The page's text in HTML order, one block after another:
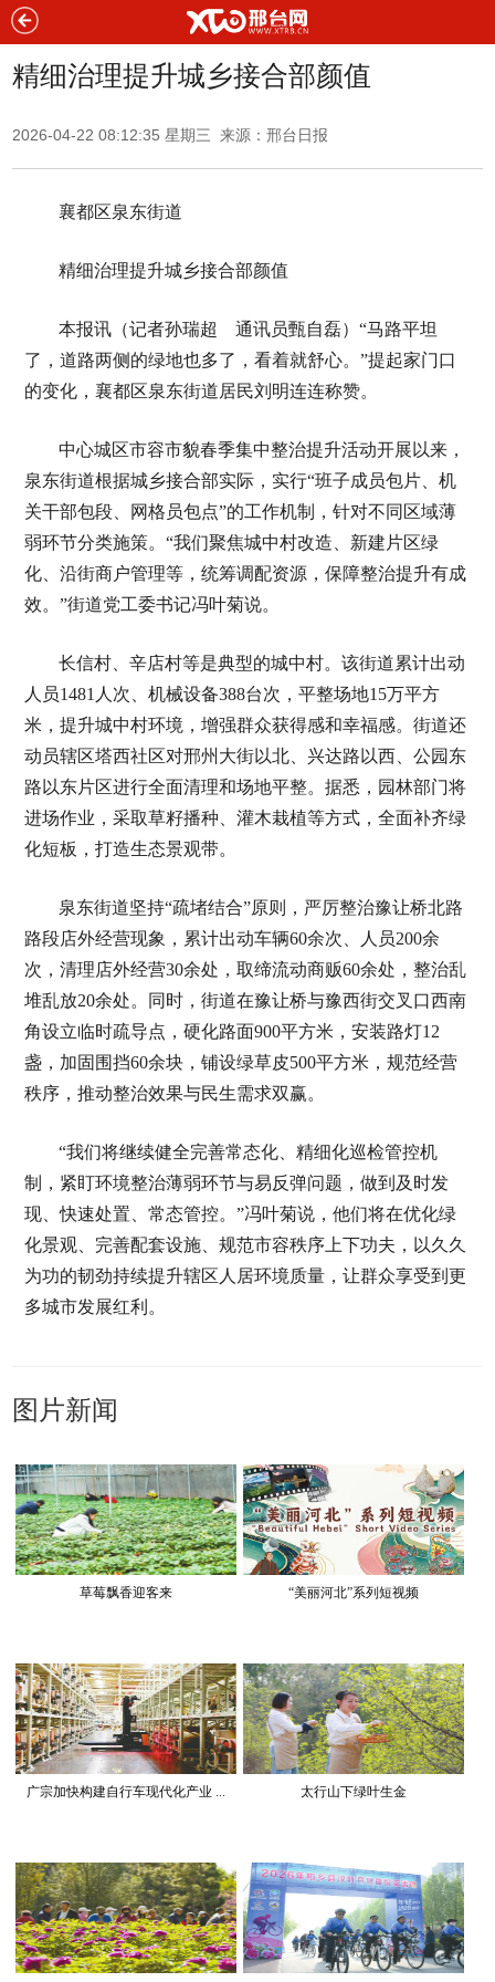
精细治理提升城乡接合部颜值
2026-04-22 08:12:35 星期三 来源：邢台日报
襄都区泉东街道
精细治理提升城乡接合部颜值
本报讯（记者孙瑞超 通讯员甄自磊）“马路平坦
了，道路两侧的绿地也多了，看着就舒心。”提起家门口
的变化，襄都区泉东街道居民刘明连连称赞。
中心城区市容市貌春季集中整治提升活动开展以来，
泉东街道根据城乡接合部实际，实行“班子成员包片、机
关干部包段、网格员包点”的工作机制，针对不同区域薄
弱环节分类施策。“我们聚焦城中村改造、新建片区绿
化、沿街商户管理等，统筹调配资源，保障整治提升有成
效。”街道党工委书记冯叶菊说。
长信村、辛店村等是典型的城中村。该街道累计出动
人员1481人次、机械设备388台次，平整场地15万平方
米，提升城中村环境，增强群众获得感和幸福感。街道还
动员辖区塔西社区对邢州大街以北、兴达路以西、公园东
路以东片区进行全面清理和场地平整。据悉，园林部门将
进场作业，采取草籽播种、灌木栽植等方式，全面补齐绿
化短板，打造生态景观带。
泉东街道坚持“疏堵结合”原则，严厉整治豫让桥北路
路段店外经营现象，累计出动车辆60余次、人员200余
次，清理店外经营30余处，取缔流动商贩60余处，整治乱
堆乱放20余处。同时，街道在豫让桥与豫西街交叉口西南
角设立临时疏导点，硬化路面900平方米，安装路灯12
盏，加固围挡60余块，铺设绿草皮500平方米，规范经营
秩序，推动整治效果与民生需求双赢。
“我们将继续健全完善常态化、精细化巡检管控机
制，紧盯环境整治薄弱环节与易反弹问题，做到及时发
现、快速处置、常态管控。”冯叶菊说，他们将在优化绿
化景观、完善配套设施、规范市容秩序上下功夫，以久久
为功的韧劲持续提升辖区人居环境质量，让群众享受到更
多城市发展红利。
图片新闻
草莓飘香迎客来 “美丽河北”系列短视频
广宗加快构建自行车现代化产业 ... 太行山下绿叶生金